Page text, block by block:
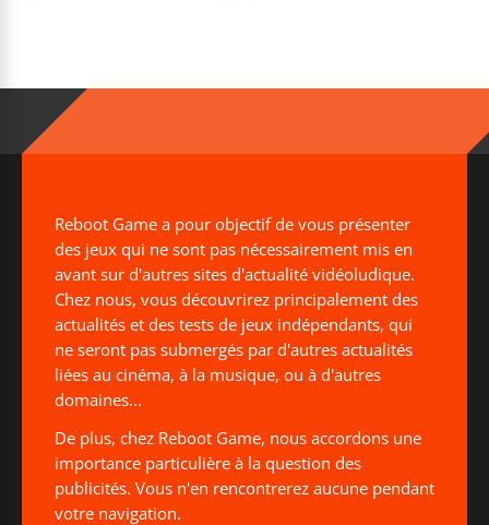
Reboot Game a pour objectif de vous présenter
des jeux qui ne sont pas nécessairement mis en
avant sur d'autres sites d'actualité vidéoludique.
Chez nous, vous découvrirez principalement des
actualités et des tests de jeux indépendants, qui
ne seront pas submergés par d'autres actualités
liées au cinéma, à la musique, ou à d'autres
domaines...
De plus, chez Reboot Game, nous accordons une
importance particulière à la question des
publicités. Vous n'en rencontrerez aucune pendant
votre navigation.